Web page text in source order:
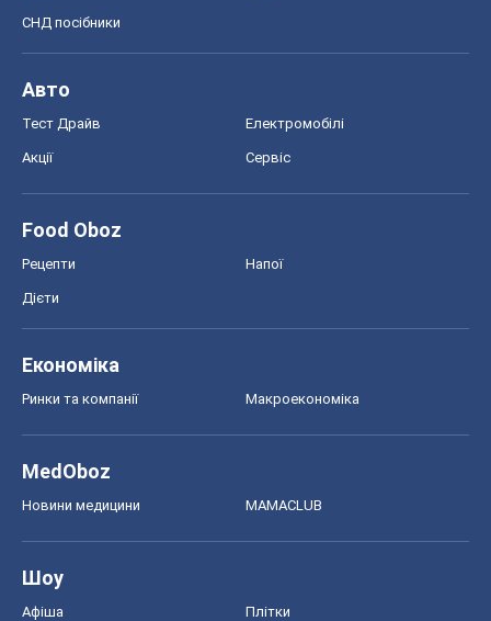
СНД посібники
Авто
Тест Драйв Електромобілі
Акції Сервіс
Food Oboz
Рецепти Напої
Дієти
Економіка
Ринки та компанії Макроекономіка
MedOboz
Новини медицини MAMACLUB
Шоу
Афіша Плітки